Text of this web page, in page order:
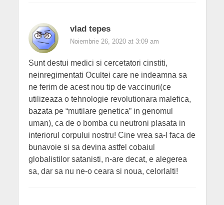
vlad tepes
Noiembrie 26, 2020 at 3:09 am
Sunt destui medici si cercetatori cinstiti,
neinregimentati Ocultei care ne indeamna sa
ne ferim de acest nou tip de vaccinuri(ce
utilizeaza o tehnologie revolutionara malefica,
bazata pe “mutilare genetica” in genomul
uman), ca de o bomba cu neutroni plasata in
interiorul corpului nostru! Cine vrea sa-l faca de
bunavoie si sa devina astfel cobaiul
globalistilor satanisti, n-are decat, e alegerea
sa, dar sa nu ne-o ceara si noua, celorlalti!